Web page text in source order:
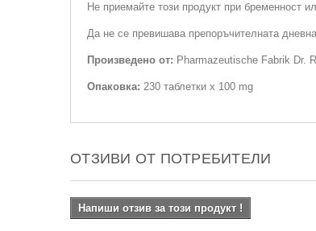
Не приемайте този продукт при бременност
Да не се превишава препоръчителната
Произведено от: Pharmazeutische Fabrik Dr.
Опаковка: 230 таблетки х 100 mg
ОТЗИВИ ОТ ПОТРЕБИТЕЛИ
Напиши отзив за този продукт !